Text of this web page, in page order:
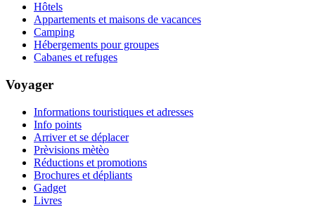
Hôtels
Appartements et maisons de vacances
Camping
Hébergements pour groupes
Cabanes et refuges
Voyager
Informations touristiques et adresses
Info points
Arriver et se déplacer
Prèvisions mètèo
Réductions et promotions
Brochures et dépliants
Gadget
Livres